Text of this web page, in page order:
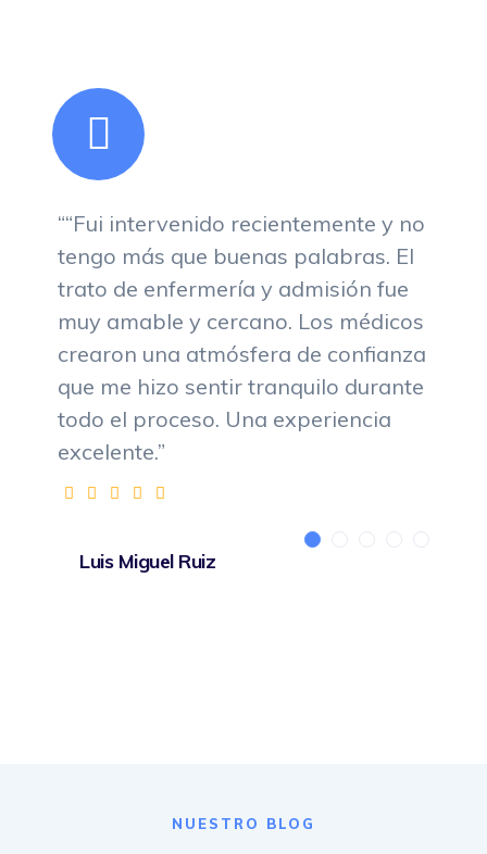
““Fui intervenido recientemente y no
tengo más que buenas palabras. El
trato de enfermería y admisión fue
muy amable y cercano. Los médicos
crearon una atmósfera de confianza
que me hizo sentir tranquilo durante
todo el proceso. Una experiencia
excelente.”
Luis Miguel Ruiz
NUESTRO BLOG